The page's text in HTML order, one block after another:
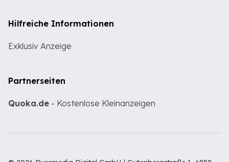
Hilfreiche Informationen
Exklusiv Anzeige
Partnerseiten
Quoka.de - Kostenlose Kleinanzeigen